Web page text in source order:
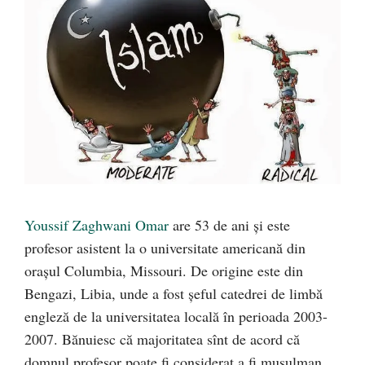
Youssif Zaghwani Omar are 53 de ani și este
profesor asistent la o universitate americană din
orașul Columbia, Missouri. De origine este din
Bengazi, Libia, unde a fost șeful catedrei de limbă
engleză de la universitatea locală în perioada 2003-
2007. Bănuiesc că majoritatea sînt de acord că